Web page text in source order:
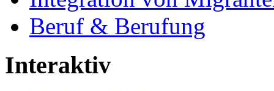
Beruf & Berufung
Interaktiv